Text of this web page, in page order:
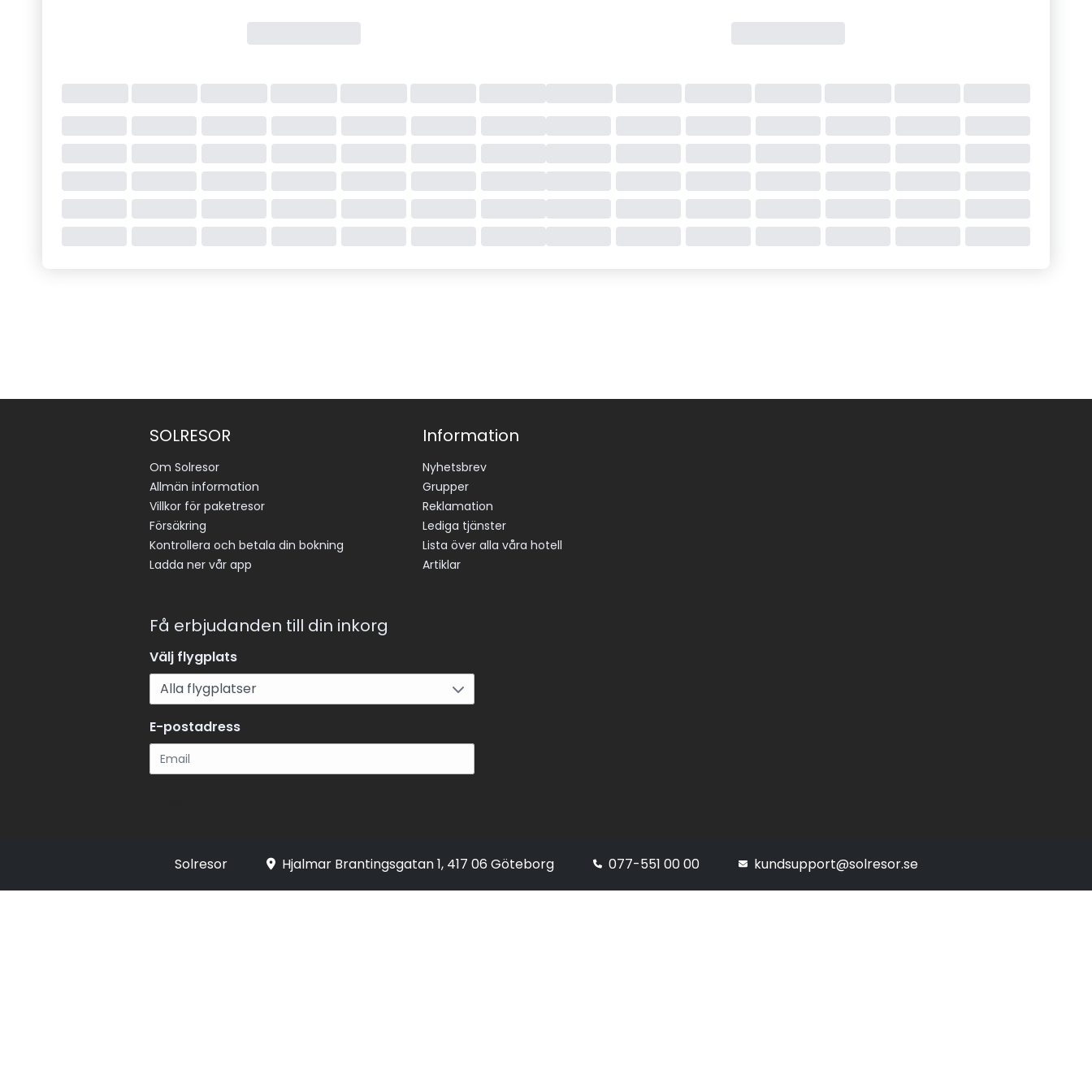
SOLRESOR
Om Solresor
Allmän information
Villkor för paketresor
Försäkring
Kontrollera och betala din bokning
Ladda ner vår app
Information
Nyhetsbrev
Grupper
Reklamation
Lediga tjänster
Lista över alla våra hotell
Artiklar
Få erbjudanden till din inkorg
Välj flygplats
E-postadress
Solresor Hjalmar Brantingsgatan 1, 417 06 Göteborg 077-551 00 00 kundsupport@solresor.se